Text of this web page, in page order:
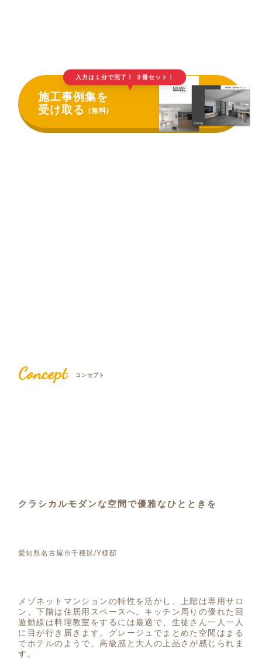
入力は１分で完了！ ３冊セット！
▲
施工事例集を
受け取る(無料)
Concept コンセプト
クラシカルモダンな空間で優雅なひとときを
愛知県名古屋市千種区/Y様邸
メゾネットマンションの特性を活かし、上階は専用サロ
ン、下階は住居用スペースへ。キッチン周りの優れた回
遊動線は料理教室をするには最適で、生徒さん一人一人
に目が行き届きます。グレージュでまとめた空間はまる
でホテルのようで、高級感と大人の上品さが感じられま
す。